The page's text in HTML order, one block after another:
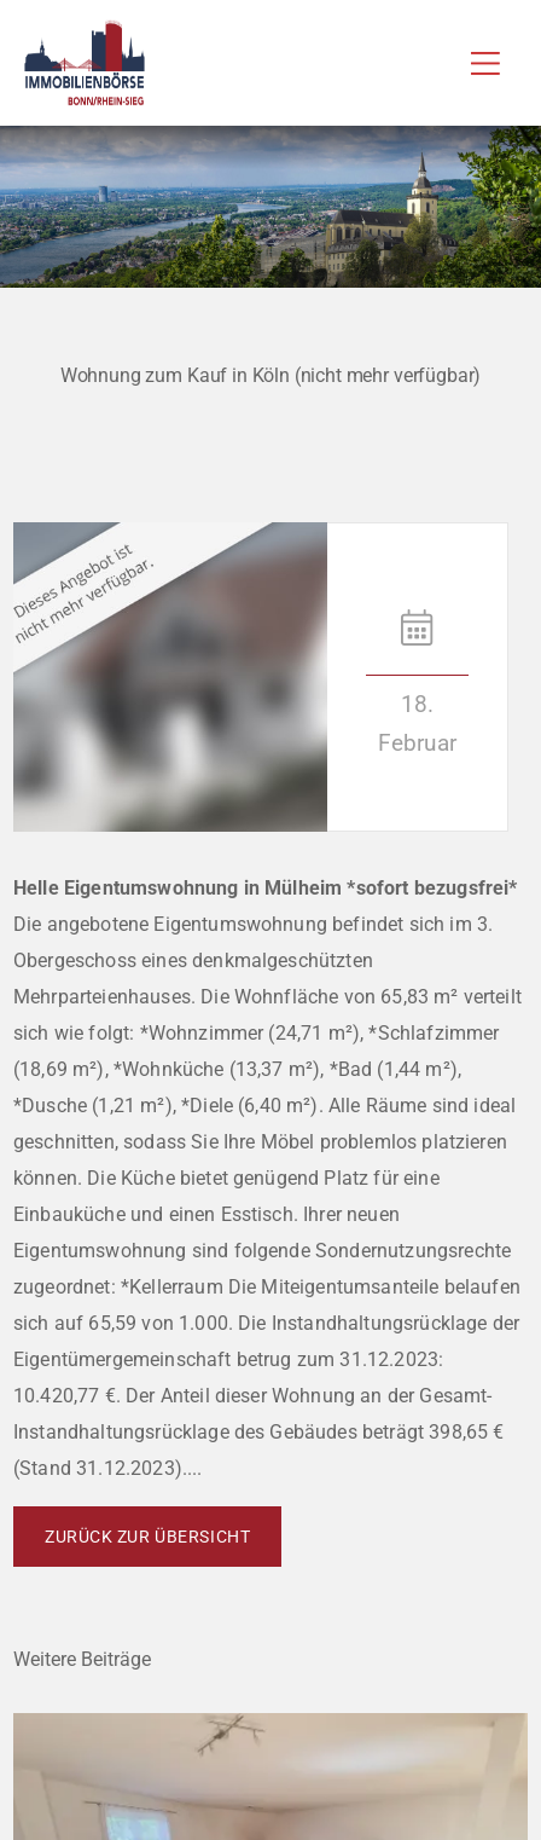
Inhalt
springen
Wohnung zum Kauf in Köln (nicht mehr verfügbar)
18.
Februar
Helle Eigentumswohnung in Mülheim *sofort bezugsfrei*
Die angebotene Eigentumswohnung befindet sich im 3.
Obergeschoss eines denkmalgeschützten
Mehrparteienhauses. Die Wohnfläche von 65,83 m² verteilt
sich wie folgt: *Wohnzimmer (24,71 m²), *Schlafzimmer
(18,69 m²), *Wohnküche (13,37 m²), *Bad (1,44 m²),
*Dusche (1,21 m²), *Diele (6,40 m²). Alle Räume sind ideal
geschnitten, sodass Sie Ihre Möbel problemlos platzieren
können. Die Küche bietet genügend Platz für eine
Einbauküche und einen Esstisch. Ihrer neuen
Eigentumswohnung sind folgende Sondernutzungsrechte
zugeordnet: *Kellerraum Die Miteigentumsanteile belaufen
sich auf 65,59 von 1.000. Die Instandhaltungsrücklage der
Eigentümergemeinschaft betrug zum 31.12.2023:
10.420,77 €. Der Anteil dieser Wohnung an der Gesamt-
Instandhaltungsrücklage des Gebäudes beträgt 398,65 €
(Stand 31.12.2023)....
ZURÜCK ZUR ÜBERSICHT
Weitere Beiträge